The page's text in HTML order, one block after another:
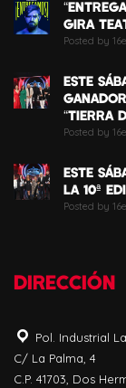
GIRA
Posted by
ESTE
“TIERRA
Posted by
ESTE
LA 10ª
Posted by
DIRECCIÓN
Pol. Industrial
C/ La Palma, 4
C.P. 41703, Dos